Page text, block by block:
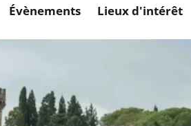
Évènements Lieux d'intérêt